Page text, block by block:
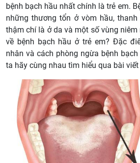
bệnh bạch hầu nhất chính là trẻ em.
những thương tổn ở vòm hầu,
thậm chí là ở da và một số vùng
về bệnh bạch hầu ở trẻ em? Đặc
nhân và cách phòng ngừa bệnh
ta hãy cùng nhau tìm hiểu qua bài viết